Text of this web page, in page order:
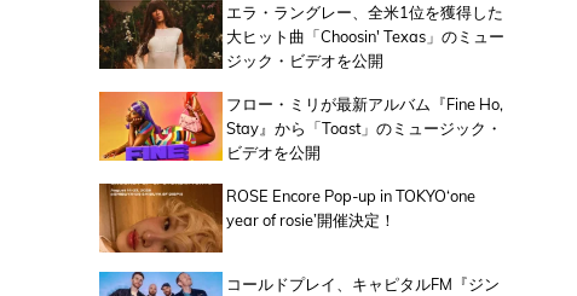
エラ・ラングレー、全米1位を獲得した
大ヒット曲「Choosin' Texas」のミュー
ジック・ビデオを公開
フロー・ミリが最新アルバム『Fine Ho,
Stay』から「Toast」のミュージック・
ビデオを公開
ROSE Encore Pop-up in TOKYO‘one
year of rosie’開催決定！
コールドプレイ、キャピタルFM『ジン